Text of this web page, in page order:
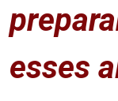
esses